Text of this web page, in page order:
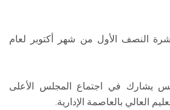
النصف الأول من شهر أكتوبر لعام
يشارك في اجتماع المجلس الأعلى
العالي بالعاصمة الإدارية.